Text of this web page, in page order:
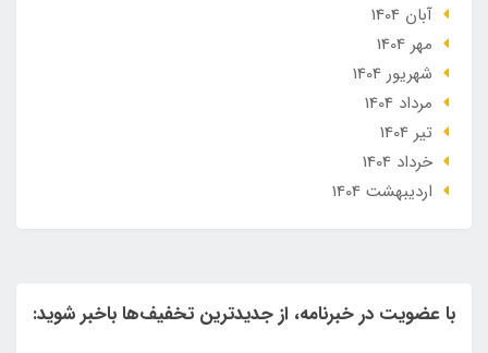
آبان 1404
مهر 1404
شهریور 1404
مرداد 1404
تير 1404
خرداد 1404
ارديبهشت 1404
با عضویت در خبرنامه، از جدیدترین تخفیف‌ها باخبر شوید: